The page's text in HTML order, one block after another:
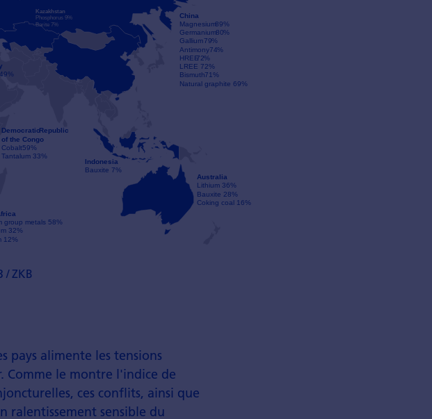
/ ZKB
pays alimente les tensions
Comme le montre l'indice de
ces conflits, ainsi que
ralentissement sensible du